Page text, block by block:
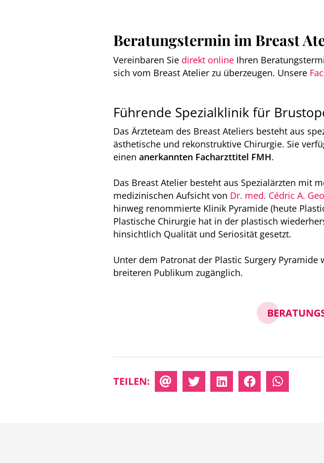
Beratungstermin im Breast
Vereinbaren Sie direkt onlineIhren
sich vom Breast Atelier zu überzeugen. Unsere
Führende Spezialklinik für
Das Ärzteteam des Breast Ateliers besteht aus
ästhetische und rekonstruktive Chirurgie. Sie
einen anerkannten Facharzttitel FMH.
Das Breast Atelier besteht aus Spezialärzten mit
medizinischen Aufsicht von Dr. med. Cédric A.
hinweg renommierte Klinik Pyramide (heute
Plastische Chirurgie hat in der plastisch
hinsichtlich Qualität und Seriosität gesetzt.
Unter dem Patronat der Plastic Surgery
breiteren Publikum zugänglich.
TEILEN: